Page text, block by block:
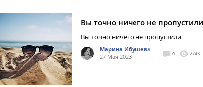
Вы точно ничего не пропустили
Вы точно ничего не пропустили
Марина Ибушева
27 Мая 2023
0 2743